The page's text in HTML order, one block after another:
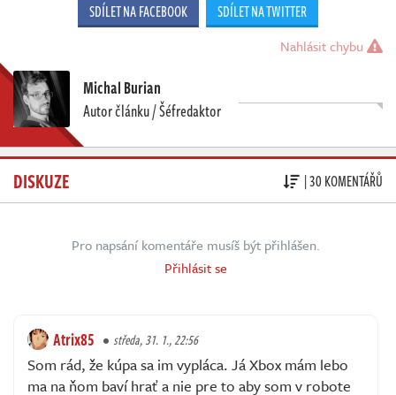
SDÍLET NA FACEBOOK SDÍLET NA TWITTER
Nahlásit chybu
Michal Burian
Autor článku / Šéfredaktor
DISKUZE | 30 KOMENTÁŘŮ
Pro napsání komentáře musíš být přihlášen.
Přihlásit se
Atrix85 středa, 31. 1., 22:56
Som rád, že kúpa sa im vypláca. Já Xbox mám lebo
ma na ňom baví hrať a nie pre to aby som v robote